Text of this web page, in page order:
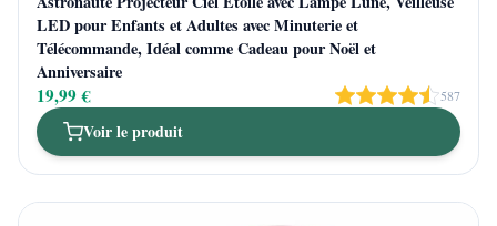
LED pour Enfants et Adultes avec Minuterie et
Télécommande, Idéal comme Cadeau pour Noël et
Anniversaire
19,99 € 587
Voir le produit